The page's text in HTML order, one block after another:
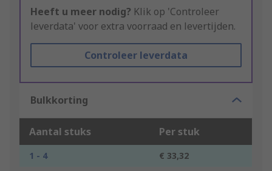
Heeft u meer nodig? Klik op 'Controleer
leverdata' voor extra voorraad en levertijden.
Controleer leverdata
Bulkkorting
Aantal stuks Per stuk
1 - 4
€ 33,32